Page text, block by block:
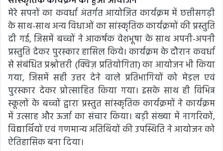
मेरे सपनों का कवर्धा अंतर्गत आयोजित कार्यक्रम में छत्तीसगढ़ी
के साथ-साथ अन्य विधाओं का सांस्कृतिक कार्यक्रमों की प्रस्तुति
दी गई, जिसमें बच्चों ने आकर्षक वेशभूषा के साथ अपनी-अपनी
प्रस्तुति देकर पुरस्कार हासिल किये। कार्यक्रम के दौरान कवर्धा
से संबंधित प्रश्नोत्तरी (क्विज़ प्रतियोगिता) का आयोजन भी किया
गया, जिसमें सही उत्तर देने वाले प्रतिभागियों को मेडल एवं
पुरस्कार देकर प्रोत्साहित किया गया। इसके साथ ही विभिन्न
स्कूलों के बच्चों द्वारा प्रस्तुत सांस्कृतिक कार्यक्रमों ने कार्यक्रम
में उत्साह और ऊर्जा का संचार किया। बड़ी संख्या में नागरिकों,
विद्यार्थियों एवं गणमान्य अतिथियों की उपस्थिति ने आयोजन को
ऐतिहासिक बना दिया।